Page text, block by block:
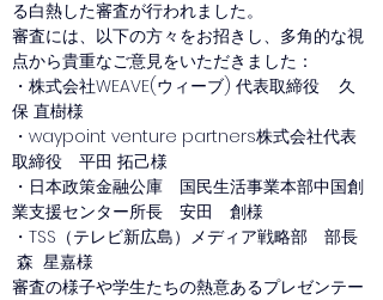
る白熱した審査が行われました。
審査には、以下の方々をお招きし、多角的な視
点から貴重なご意見をいただきました：
・株式会社WEAVE(ウィーブ) 代表取締役    久
保 直樹様
・waypoint venture partners株式会社代表
取締役　平田 拓己様
・日本政策金融公庫　国民生活事業本部中国創
業支援センター所長　安田　創様
・TSS（テレビ新広島）メディア戦略部　部長
森  星嘉様
審査の様子や学生たちの熱意あるプレゼンテー